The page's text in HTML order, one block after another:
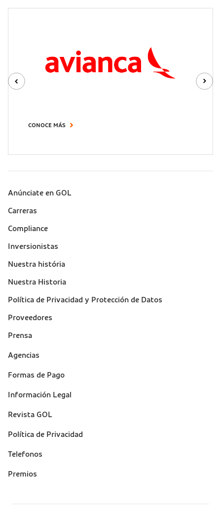
CONOCE MÁS
Sobre a Gol (footer)
Anúnciate en GOL
Carreras
Compliance
Inversionistas
Nuestra história
Nuestra Historia
Política de Privacidad y Protección de Datos
Proveedores
Prensa
Suporte
Agencias
Formas de Pago
Información Legal
Revista GOL
Política de Privacidad
Telefonos
Premios